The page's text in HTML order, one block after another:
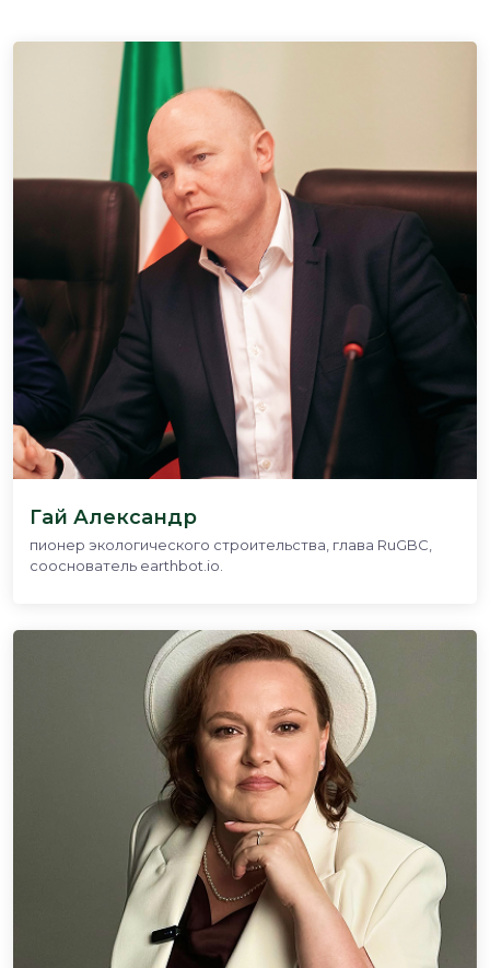
Гай Александр
пионер экологического строительства, глава RuGBC,
сооснователь earthbot.io.